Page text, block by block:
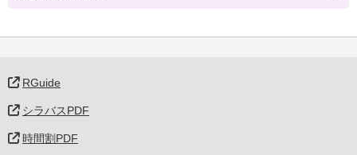
RGuide
シラバスPDF
時間割PDF